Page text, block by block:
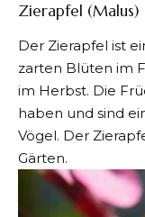
Zierapfel (Malus)
Der Zierapfel ist
zarten Blüten im
im Herbst. Die
haben und sind
Vögel. Der
Gärten.